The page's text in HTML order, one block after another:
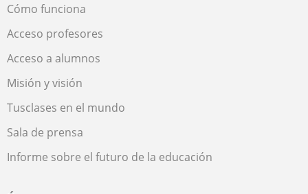
Cómo funciona
Acceso profesores
Acceso a alumnos
Misión y visión
Tusclases en el mundo
Sala de prensa
Informe sobre el futuro de la educación